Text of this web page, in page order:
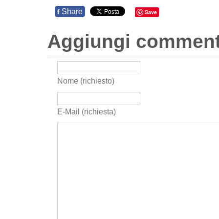
f Share Save
Aggiungi
Nome (richiesto)
E-Mail (richiesta)